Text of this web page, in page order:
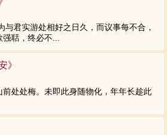
与君实游处相好之日久，而议事每不合，
聒，终必不...
》
处处梅。未即此身随物化，年年长趁此